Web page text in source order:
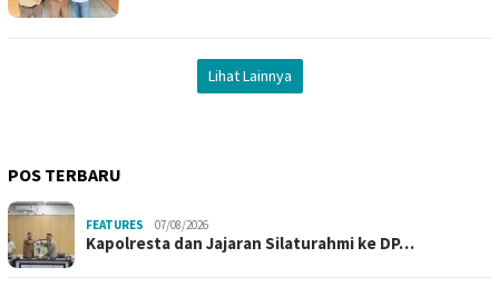
Lihat Lainnya
POS TERBARU
FEATURES 07/08/2026
Kapolresta dan Jajaran Silaturahmi ke DP…